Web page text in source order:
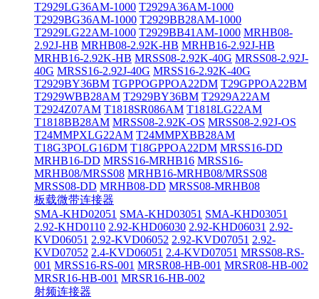
T2929LG36AM-1000 T2929A36AM-1000
T2929BG36AM-1000 T2929BB28AM-1000
T2929LG22AM-1000 T2929BB41AM-1000 MRHB08-
2.92J-HB MRHB08-2.92K-HB MRHB16-2.92J-HB
MRHB16-2.92K-HB MRSS08-2.92K-40G MRSS08-2.92J-
40G MRSS16-2.92J-40G MRSS16-2.92K-40G
T2929BY36BM TGPPOGPPOA22DM T29GPPOA22BM
T2929WBB28AM T2929BY36BM T2929A22AM
T2924Z07AM T1818SR086AM T1818LG22AM
T1818BB28AM MRSS08-2.92K-OS MRSS08-2.92J-OS
T24MMPXLG22AM T24MMPXBB28AM
T18G3POLG16DM T18GPPOA22DM MRSS16-DD
MRHB16-DD MRSS16-MRHB16 MRSS16-
MRHB08/MRSS08 MRHB16-MRHB08/MRSS08
MRSS08-DD MRHB08-DD MRSS08-MRHB08
板载微带连接器
SMA-KHD02051 SMA-KHD03051 SMA-KHD03051
2.92-KHD0110 2.92-KHD06030 2.92-KHD06031 2.92-
KVD06051 2.92-KVD06052 2.92-KVD07051 2.92-
KVD07052 2.4-KVD06051 2.4-KVD07051 MRSS08-RS-
001 MRSS16-RS-001 MRSR08-HB-001 MRSR08-HB-002
MRSR16-HB-001 MRSR16-HB-002
射频连接器